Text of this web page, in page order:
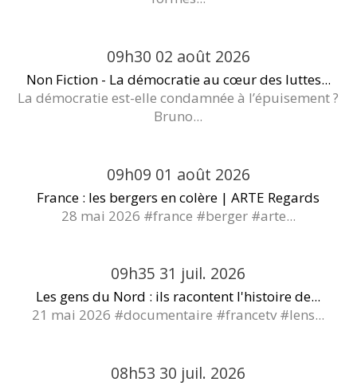
09h30 02 août 2026
Non Fiction - La démocratie au cœur des luttes...
La démocratie est-elle condamnée à l’épuisement ?
Bruno...
09h09 01 août 2026
France : les bergers en colère | ARTE Regards
28 mai 2026 #france #berger #arte...
09h35 31 juil. 2026
Les gens du Nord : ils racontent l'histoire de...
21 mai 2026 #documentaire #francetv #lens...
08h53 30 juil. 2026